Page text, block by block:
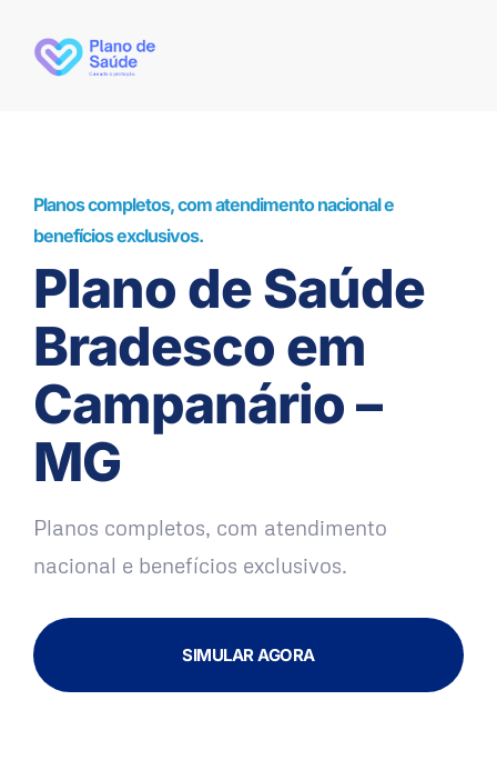
Planos completos, com atendimento nacional e
benefícios exclusivos.
Plano de Saúde
Bradesco em
Campanário –
MG
Planos completos, com atendimento
nacional e benefícios exclusivos.
SIMULAR AGORA